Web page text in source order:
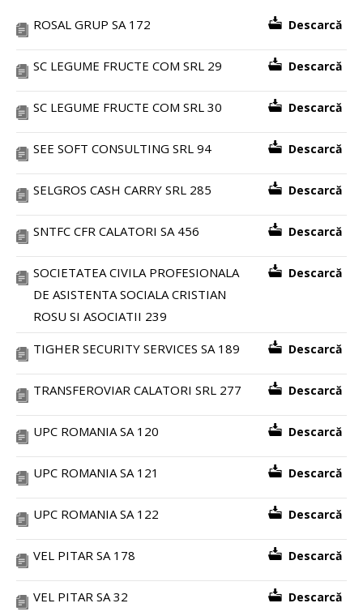
ROSAL GRUP SA 172 Descarcă
SC LEGUME FRUCTE COM SRL 29 Descarcă
SC LEGUME FRUCTE COM SRL 30 Descarcă
SEE SOFT CONSULTING SRL 94 Descarcă
SELGROS CASH CARRY SRL 285 Descarcă
SNTFC CFR CALATORI SA 456 Descarcă
SOCIETATEA CIVILA PROFESIONALA
DE ASISTENTA SOCIALA CRISTIAN
ROSU SI ASOCIATII 239
Descarcă
TIGHER SECURITY SERVICES SA 189 Descarcă
TRANSFEROVIAR CALATORI SRL 277 Descarcă
UPC ROMANIA SA 120 Descarcă
UPC ROMANIA SA 121 Descarcă
UPC ROMANIA SA 122 Descarcă
VEL PITAR SA 178 Descarcă
VEL PITAR SA 32 Descarcă